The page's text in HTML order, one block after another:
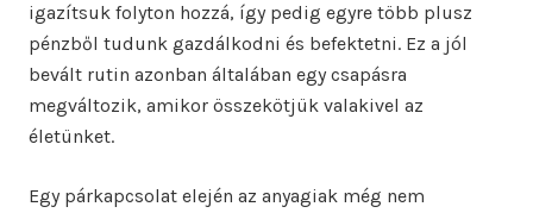
igazítsuk folyton hozzá, így pedig egyre több plusz
pénzből tudunk gazdálkodni és befektetni. Ez a jól
bevált rutin azonban általában egy csapásra
megváltozik, amikor összekötjük valakivel az
életünket.
Egy párkapcsolat elején az anyagiak még nem